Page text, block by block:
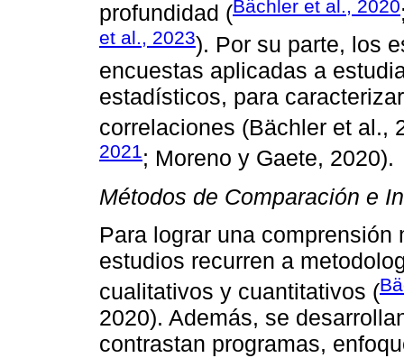
profundidad (Bächler et al., 2020
et al., 2023). Por su parte, los
encuestas aplicadas a
estadísticos, para
correlaciones (Bächler et al.,
2021; Moreno y Gaete, 2020).
Métodos de Comparación e
Para lograr una
estudios recurren a
cualitativos y cuantitativos (
2020). Además, se
contrastan programas,